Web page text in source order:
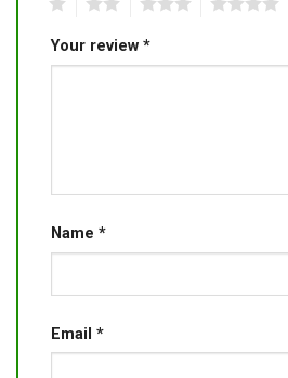
Your review *
Name *
Email *